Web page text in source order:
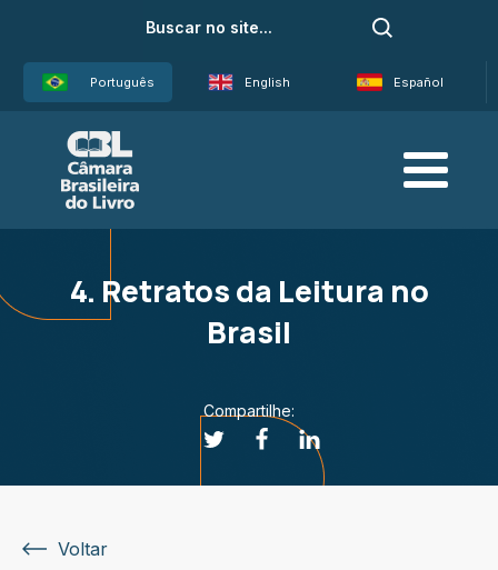
Português English Español
4. Retratos da Leitura no
Brasil
Compartilhe:
Voltar